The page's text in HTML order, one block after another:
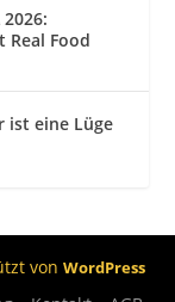
Food
ist eine Lüge
von WordPress